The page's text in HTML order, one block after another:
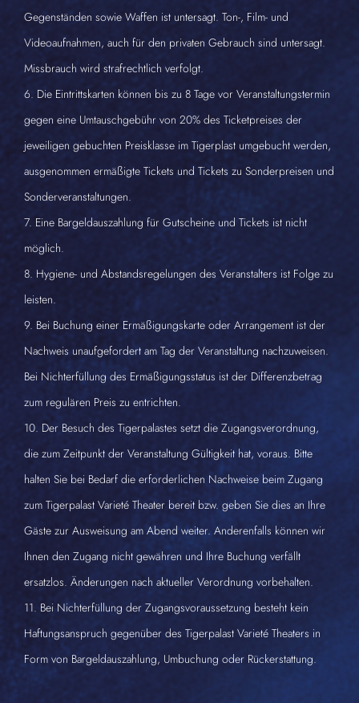
Gegenständen sowie Waffen ist untersagt. Ton-, Film- und
Videoaufnahmen, auch für den privaten Gebrauch sind untersagt.
Missbrauch wird strafrechtlich verfolgt.
6. Die Eintrittskarten können bis zu 8 Tage vor Veranstaltungstermin
gegen eine Umtauschgebühr von 20% des Ticketpreises der
jeweiligen gebuchten Preisklasse im Tigerplast umgebucht werden,
ausgenommen ermäßigte Tickets und Tickets zu Sonderpreisen und
Sonderveranstaltungen.
7. Eine Bargeldauszahlung für Gutscheine und Tickets ist nicht
möglich.
8. Hygiene- und Abstandsregelungen des Veranstalters ist Folge zu
leisten.
9. Bei Buchung einer Ermäßigungskarte oder Arrangement ist der
Nachweis unaufgefordert am Tag der Veranstaltung nachzuweisen.
Bei Nichterfüllung des Ermäßigungsstatus ist der Differenzbetrag
zum regulären Preis zu entrichten.
10. Der Besuch des Tigerpalastes setzt die Zugangsverordnung,
die zum Zeitpunkt der Veranstaltung Gültigkeit hat, voraus. Bitte
halten Sie bei Bedarf die erforderlichen Nachweise beim Zugang
zum Tigerpalast Varieté Theater bereit bzw. geben Sie dies an Ihre
Gäste zur Ausweisung am Abend weiter. Anderenfalls können wir
Ihnen den Zugang nicht gewähren und Ihre Buchung verfällt
ersatzlos. Änderungen nach aktueller Verordnung vorbehalten.
11. Bei Nichterfüllung der Zugangsvoraussetzung besteht kein
Haftungsanspruch gegenüber des Tigerpalast Varieté Theaters in
Form von Bargeldauszahlung, Umbuchung oder Rückerstattung.